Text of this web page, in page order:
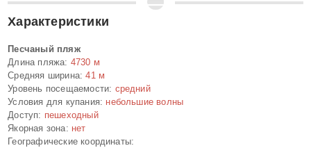
Характеристики
Песчаный пляж
Длина пляжа: 4730 м
Средняя ширина:41 м
Уровень посещаемости: средний
Условия для купания: небольшие волны
Доступ: пешеходный
Якорная зона: нет
Географические координаты: